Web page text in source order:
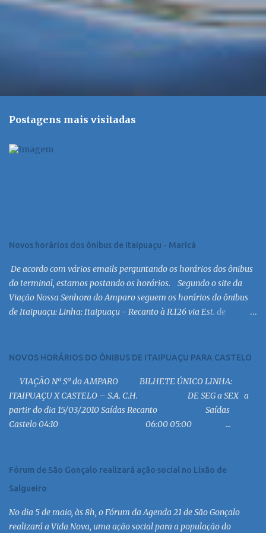
Postagens mais visitadas
Novos horários dos ônibus de Itaipuaçu - Maricá
De acordo com vários emails perguntando os horários dos ônibus
do terminal, estamos postando os horários. Segundo o site da
Viação Nossa Senhora do Amparo seguem os horários do ônibus
de Itaipuaçu: Linha: Itaipuaçu - Recanto à R.126 via Est. de
13:30 MC 14:30 MC 15:30 MC 16:30 MC 17:00 MC 17:30 MC 18:30 MC
MC 8:30 MC 10:30 MC 12:30 MC 14:30 MC 15:30 MC 16:30 MC 17:30
MC 18:30 MC 19:30 MC 20:30 MC 21:30 MC 6:30 MC 7:30 MC 8:30
MC 9:30 MC 10:30 MC 11:30 MC 12:30 MC 13:30 MC 14:30 MC 15:30
MC 16:30 MC 17:30 MC 18:30 MC 19:30 MC 20:30 MC 21:30 MC
NOVOS HORÁRIOS DO ÔNIBUS DE ITAIPUAÇU PARA CASTELO
VIAÇÃO Nª Sª do AMPARO BILHETE ÚNICO LINHA:
ITAIPUAÇU X CASTELO – S.A. C.H. DE SEG a SEX a
partir do dia 15/03/2010 Saídas Recanto Saídas
Castelo 04:10 06:00 05:00 ...
Fórum de São Gonçalo realizará ação social no Lixão de
Salgueiro
No dia 5 de maio, às 8h, o Fórum da Agenda 21 de São Gonçalo
realizará a Vida Nova, uma ação social para a população do